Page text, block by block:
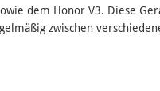
dem Honor V3. Diese
zwischen